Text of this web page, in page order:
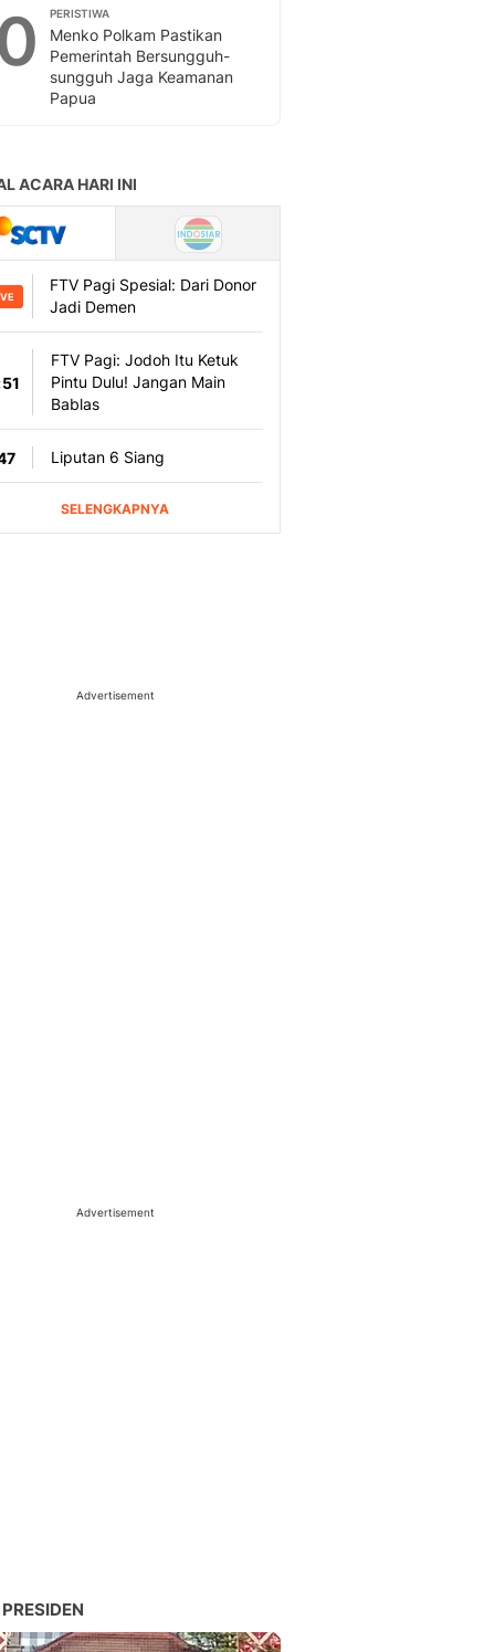
PERISTIWA
Menko Polkam Pastikan
Pemerintah Bersungguh-
sungguh Jaga Keamanan
Papua
Advertisement
Advertisement